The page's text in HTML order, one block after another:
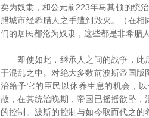
卖为奴隶，和公元前223年马其顿的统
腊城市经希腊人之手遭到毁灭。（在
们的居民都沦为奴隶，这些都是非希腊
即使如此，继承人之间的战争，此
于混乱之中。对绝大多数前波斯帝国
治给予它的臣民以休养生息的机会，
散，在其统治晚期，帝国已摇摇欲坠
的控制。波斯的控制与如今取而代之